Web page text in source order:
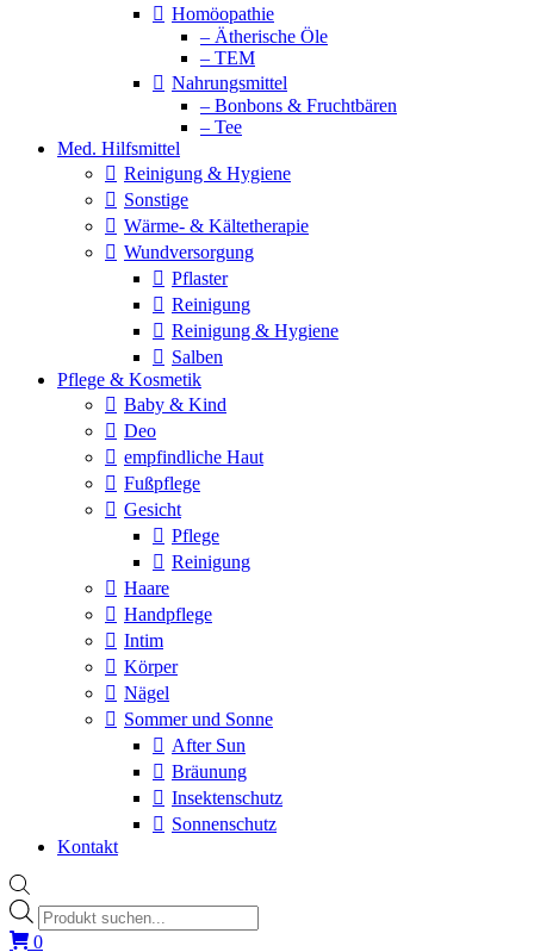
Homöopathie
– Ätherische Öle
– TEM
Nahrungsmittel
– Bonbons & Fruchtbären
– Tee
Med. Hilfsmittel
Reinigung & Hygiene
Sonstige
Wärme- & Kältetherapie
Wundversorgung
Pflaster
Reinigung
Reinigung & Hygiene
Salben
Pflege & Kosmetik
Baby & Kind
Deo
empfindliche Haut
Fußpflege
Gesicht
Pflege
Reinigung
Haare
Handpflege
Intim
Körper
Nägel
Sommer und Sonne
After Sun
Bräunung
Insektenschutz
Sonnenschutz
Kontakt
Products
search
0